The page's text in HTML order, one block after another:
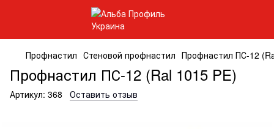
Профнастил Стеновой профнастил Профнастил ПС-12
Профнастил ПС-12 (Ral 1015 PE)
Артикул: 368 Оставить отзыв